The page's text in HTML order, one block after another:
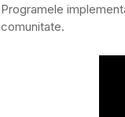
Programele
comunitate.